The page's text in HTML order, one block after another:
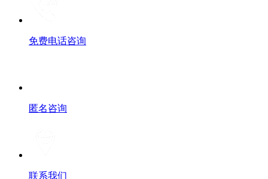
免费电话咨询
匿名咨询
联系我们